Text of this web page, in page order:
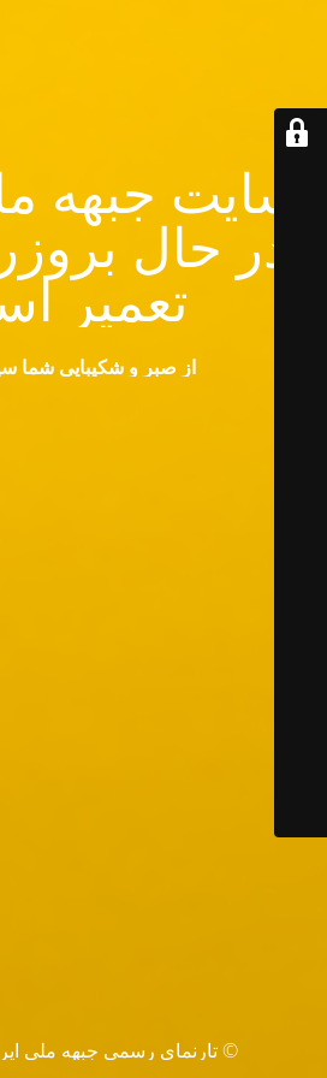
سایت جبهه
در حال
تعمیر
از صبر و شکیبایی شما
© تارنماي رسمي جبهه ملي ايران-